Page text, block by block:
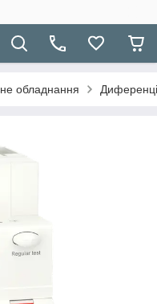
обладнання